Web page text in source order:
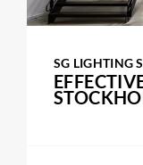
SG LIGHTING